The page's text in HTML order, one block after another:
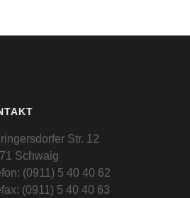
Str. 12
Schwaig
(0911) 5 40 40 62
(0911) 5 40 40 63